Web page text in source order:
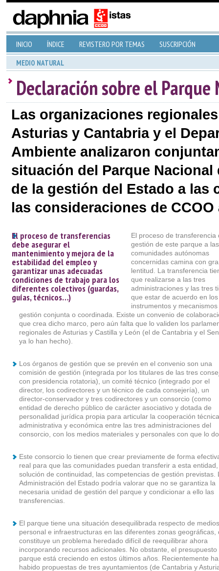
INICIO ÍNDICE REVISTERO POR TEMAS SUSCRIPCIÓN
MEDIO NATURAL
Declaración sobre el Parque
Las organizaciones
Asturias y Cantabria y el
Ambiente analizaron
situación del Parque
de la gestión del Estado a las
las consideraciones de
El proceso de transferencias
debe asegurar el
mantenimiento y mejora de la
estabilidad del empleo y
garantizar unas adecuadas
condiciones de trabajo para los
diferentes colectivos (guardas,
guías, técnicos…)
El proceso de transferencia
gestión de este parque a
comunidades autónomas
concernidas camina con
lentitud. La transferencia
que realizarse a las tres
administraciones y las tres
que estar de acuerdo en los
instrumentos y mecanismos
gestión conjunta o coordinada. Existe un convenio de
que crea dicho marco, pero aún falta que lo validen los
regionales de Asturias y Castilla y León (el de Cantabria y el
ya lo han hecho).
Los órganos de gestión que se prevén en el convenio son una
comisión de gestión (integrada por los titulares de las tres
con presidencia rotatoria), un comité técnico (integrado por el
director, los codirectores y un técnico de cada consejería), un
director-conservador y tres codirectores y un consorcio (como
entidad de derecho público de carácter asociativo y dotada de
personalidad jurídica propia para articular la cooperación
administrativa y económica entre las tres administraciones del
consorcio, con los medios materiales y personales con que lo
Este consorcio lo tienen que crear previamente de forma
real para que las comunidades puedan transferir a esta entidad,
solución de continuidad, las competencias de gestión previstas.
Administración del Estado podría valorar que no se garantiza la
necesaria unidad de gestión del parque y condicionar a ello las
transferencias.
El parque tiene una situación desequilibrada respecto de
personal e infraestructuras en las diferentes zonas geográficas,
constituye un problema heredado difícil de reequilibrar ahora
incorporando recursos adicionales. No obstante, el presupuesto
parque está creciendo en estos últimos años. Recientemente ha
habido propuestas de tres ayuntamientos (de Cantabria y